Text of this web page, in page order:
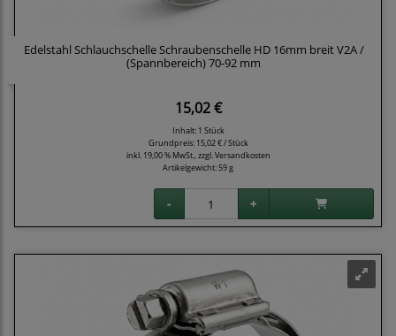
Edelstahl Schlauchschelle Schraubenschelle HD 16mm breit V2A /
(Spannbereich) 70-92 mm
15,02 €
Inhalt: 1 Stück
Grundpreis: 15,02 € / Stück
inkl. 19,00 % MwSt., zzgl.Versandkosten
Artikelgewicht: 59 g